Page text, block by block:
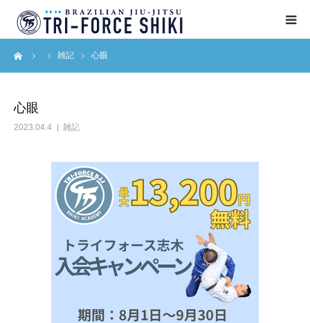
雑記 心眼
心眼
2023.04.4 雑記
ABOUT
BLOG
アクセス
English